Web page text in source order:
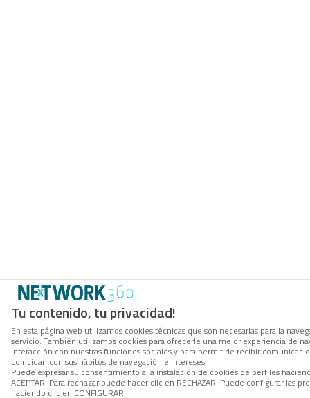
Tu contenido, tu privacidad!
En esta página web utilizamos cookies técnicas que son necesarias para la
servicio. También utilizamos cookies para ofrecerle una mejor experiencia de
interacción con nuestras funciones sociales y para permitirle recibir
coincidan con sus hábitos de navegación e intereses.
Puede expresar su consentimiento a la instalación de cookies de perfiles
ACEPTAR. Para rechazar puede hacer clic en RECHAZAR. Puede configurar las
haciendo clic en CONFIGURAR.